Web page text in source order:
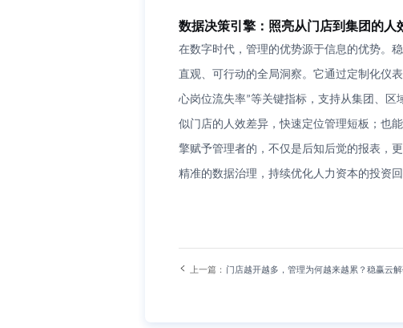
数据决策引擎：照亮从门店到集团的人
在数字时代，管理的优势源于信息的优势。
直观、可行动的全局洞察。它通过定制化仪
心岗位流失率”等关键指标，支持从集团、区
似门店的人效差异，快速定位管理短板；也
擎赋予管理者的，不仅是后知后觉的报表，
精准的数据治理，持续优化人力资本的投资回
上一篇： 门店越开越多，管理为何越来越累？稳赢云